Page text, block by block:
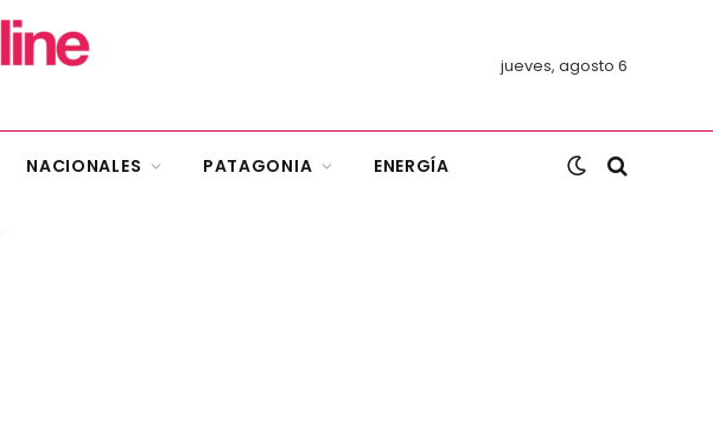
jueves, agosto 6
NACIONALES PATAGONIA ENERGÍA